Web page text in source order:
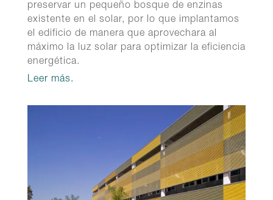
preservar un pequeño bosque de enzinas
existente en el solar, por lo que implantamos
el edificio de manera que aprovechara al
máximo la luz solar para optimizar la eficiencia
energética.
Leer más.